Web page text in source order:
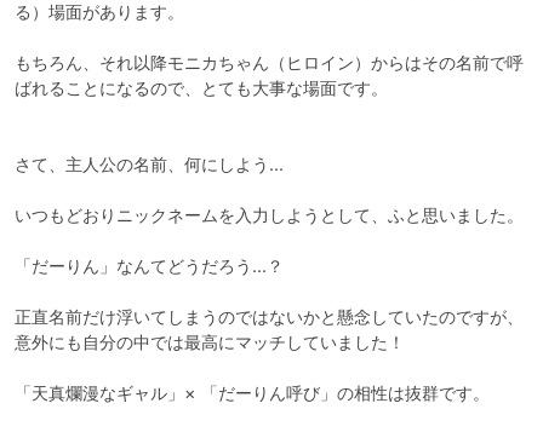
る）場面があります。
もちろん、それ以降モニカちゃん（ヒロイン）からはその名前で呼
ばれることになるので、とても大事な場面です。
さて、主人公の名前、何にしよう...
いつもどおりニックネームを入力しようとして、ふと思いました。
「だーりん」なんてどうだろう...？
正直名前だけ浮いてしまうのではないかと懸念していたのですが、
意外にも自分の中では最高にマッチしていました！
「天真爛漫なギャル」× 「だーりん呼び」の相性は抜群です。